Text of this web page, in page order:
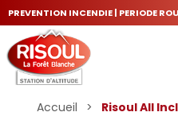
PREVENTION INCENDIE | PERIODE
Accueil > Risoul All